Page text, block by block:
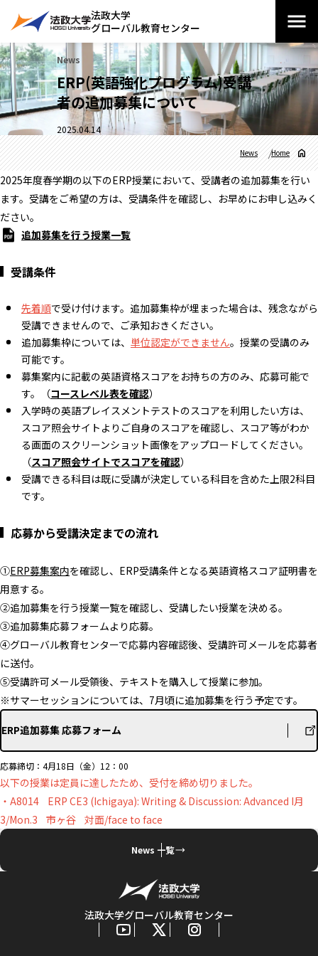
法政大学
グローバル教育センター
News
ERP(英語強化プログラム)受講
者の追加募集について
2025.04.14
Home
News
2025年度春学期の以下のERP授業において、受講者の追加募集を行い
ます。受講をご希望の方は、受講条件を確認し、お早めにお申し込みく
ださい。
追加募集を行う授業一覧
受講条件
先着順で受け付けます。追加募集枠が埋まった場合は、残念ながら
受講できませんので、ご承知おきください。
追加募集枠については、 単位認定ができません。授業の受講のみ
可能です。
募集案内に記載の英語資格スコアをお持ちの方のみ、応募可能で
す。（コースレベル表を確認）
入学時の英語プレイスメントテストのスコアを利用したい方は、
スコア照会サイトよりご自身のスコアを確認し、スコア等がわか
る画面のスクリーンショット画像をアップロードしてください。
（スコア照会サイトでスコアを確認）
受講できる科目は既に受講が決定している科目を含めた上限2科目
です。
応募から受講決定までの流れ
①ERP募集案内を確認し、ERP受講条件となる英語資格スコア証明書を
用意する。
②追加募集を行う授業一覧を確認し、受講したい授業を決める。
③追加募集応募フォームより応募。
④グローバル教育センターで応募内容確認後、受講許可メールを応募者
に送付。
⑤受講許可メール受領後、テキストを購入して授業に参加。
※サマーセッションについては、7月頃に追加募集を行う予定です。
ERP追加募集 応募フォーム
応募締切：4月18日（金）12：00
以下の授業は定員に達したため、受付を締め切りました。
・A8014 ERP CE3 (Ichigaya): Writing & Discussion: Advanced I月
3/Mon.3 市ヶ谷 対面/face to face
News 一覧
法政大学グローバル教育センター